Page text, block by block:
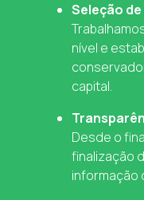
Seleção
nível e
capital.
Desde o
finalização
informação